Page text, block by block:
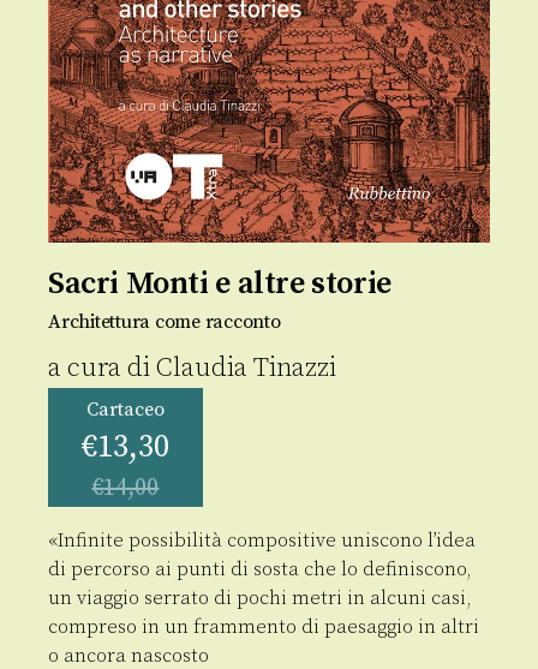
Sacri Monti e altre storie
Architettura come racconto
a cura diClaudia Tinazzi
Cartaceo
€13,30
€14,00
«Infinite possibilità compositive uniscono l’idea
di percorso ai punti di sosta che lo definiscono,
un viaggio serrato di pochi metri in alcuni casi,
compreso in un frammento di paesaggio in altri
o ancora nascosto